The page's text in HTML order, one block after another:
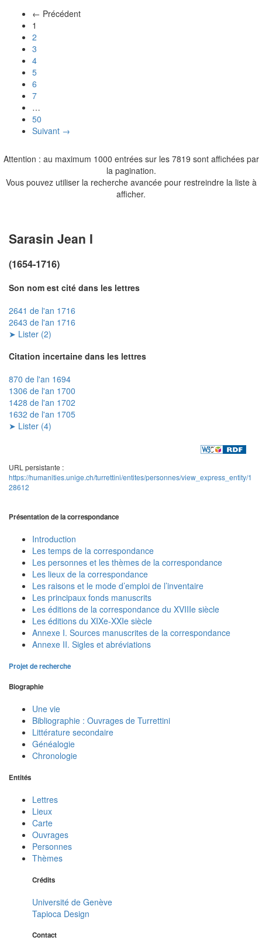
← Précédent
1
2
3
4
5
6
7
…
50
Suivant →
Attention : au maximum 1000 entrées sur les 7819 sont affichées par
la pagination.
Vous pouvez utiliser la recherche avancée pour restreindre la liste à
afficher.
Sarasin Jean I
(1654-1716)
Son nom est cité dans les lettres
2641 de l'an 1716
2643 de l'an 1716
➤ Lister (2)
Citation incertaine dans les lettres
870 de l'an 1694
1306 de l'an 1700
1428 de l'an 1702
1632 de l'an 1705
➤ Lister (4)
URL persistante :
https://humanities.unige.ch/turrettini/entites/personnes/view_express_entity/1
28612
Présentation de la correspondance
Introduction
Les temps de la correspondance
Les personnes et les thèmes de la correspondance
Les lieux de la correspondance
Les raisons et le mode d’emploi de l’inventaire
Les principaux fonds manuscrits
Les éditions de la correspondance du XVIIIe siècle
Les éditions du XIXe-XXIe siècle
Annexe I. Sources manuscrites de la correspondance
Annexe II. Sigles et abréviations
Projet de recherche
Biographie
Une vie
Bibliographie : Ouvrages de Turrettini
Littérature secondaire
Généalogie
Chronologie
Entités
Lettres
Lieux
Carte
Ouvrages
Personnes
Thèmes
Crédits
Université de Genève
Tapioca Design
Contact